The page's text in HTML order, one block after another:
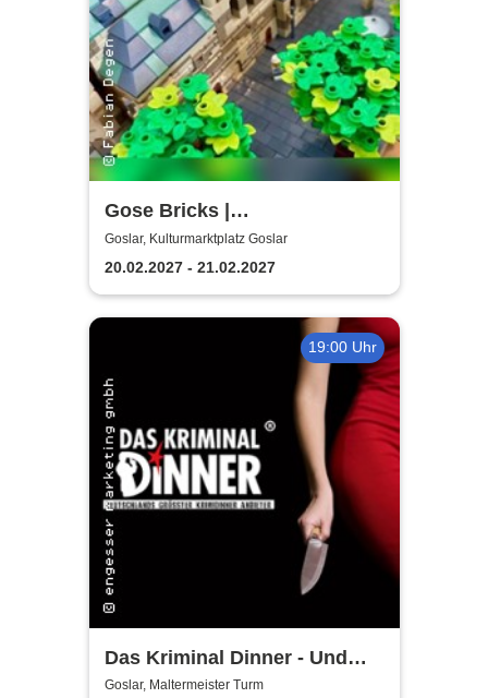
Gose Bricks |
Kulturmarktplatz Goslar
Goslar, Kulturmarktplatz Goslar
20.02.2027 - 21.02.2027
19:00 Uhr
Das Kriminal Dinner - Und
raus bist du
Goslar, Maltermeister Turm